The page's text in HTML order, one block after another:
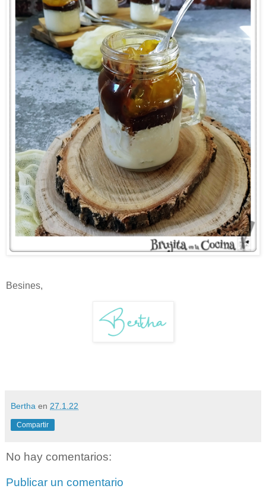
Besines,
Bertha en 27.1.22
Compartir
No hay comentarios:
Publicar un comentario